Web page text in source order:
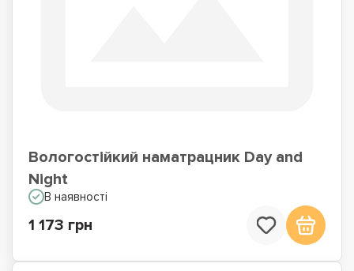
Вологостійкий наматрацник Day and
Night
В наявності
1 173 грн